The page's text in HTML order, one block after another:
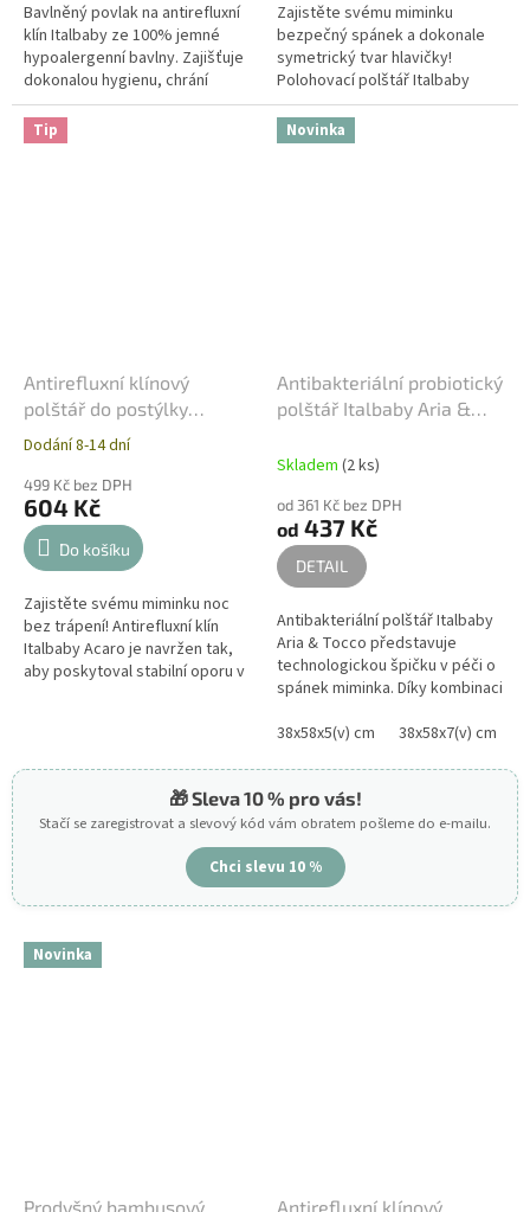
Bavlněný povlak na antirefluxní
klín Italbaby ze 100% jemné
hypoalergenní bavlny. Zajišťuje
dokonalou hygienu, chrání
polštář před znečištěním a díky
vysoké prodyšnosti dopřává...
Zajistěte svému miminku
bezpečný spánek a dokonale
symetrický tvar hlavičky!
Polohovací polštář Italbaby
(oblíbené polohovací válečky) je
experty navržen pro fixaci
novorozence...
Tip
Antirefluxní klínový
polštář do postýlky
Italbaby - AcaroStop
Průměrné
produktu
je
5,0
z
hvězdiček.
Dodání 8-14 dní
499 Kč bez DPH
604 Kč
Do košíku
Zajistěte svému miminku noc
bez trápení! Antirefluxní klín
Italbaby Acaro je navržen tak,
aby poskytoval stabilní oporu v
Novinka
Antibakteriální probiotický
polštář Italbaby Aria &
Skladem (2 ks)
od 361 Kč bez DPH
od 437 Kč
DETAIL
Antibakteriální polštář Italbaby
Aria & Tocco představuje
technologickou špičku v péči o
spánek miminka. Díky kombinaci
absorbujících tekutiny...
38x58x5(v) cm 38x58x7(v) cm
🎁 Sleva 10 % pro vás!
Stačí se zaregistrovat a slevový kód vám obratem pošleme do e-mailu.
Chci slevu 10 %
Novinka
Prodyšný bambusový Antirefluxní klínový